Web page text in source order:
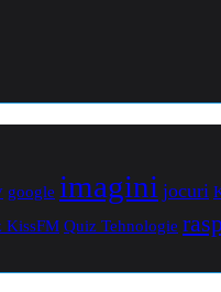
google imagini jocuri
KissFM Quiz Tehnologie